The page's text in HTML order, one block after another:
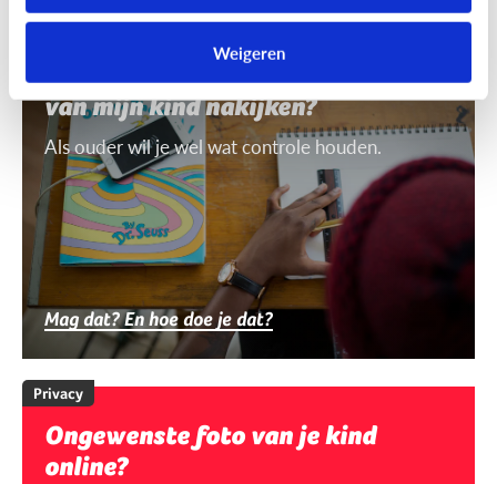
Weigeren
Mag ik de smartphone of tablet
van mijn kind nakijken?
Als ouder wil je wel wat controle houden.
Mag dat? En hoe doe je dat?
Privacy
Ongewenste foto van je kind
online?